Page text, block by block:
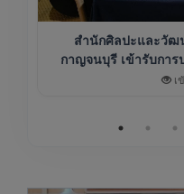
สำนักศิลปะและวัฒ
กาญจนบุรี เข้ารับกา
เ